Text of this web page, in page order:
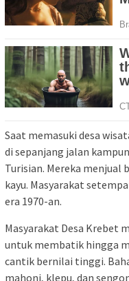
Saat memasuki desa
di sepanjang jalan
Turisian. Mereka menjual
kayu. Masyarakat
era 1970-an.
Masyarakat Desa Krebet
untuk membatik hingga
cantik bernilai tinggi.
mahoni, klepu, dan